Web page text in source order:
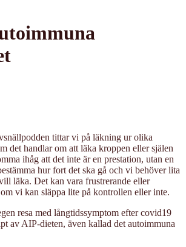
tittar vi på läkning ur olika
det handlar om att läka kroppen eller själen
ihåg att det inte är en prestation, utan en
hur fort det ska gå och vi behöver lita
läka. Det kan vara frustrerande eller
vi kan släppa lite på kontrollen eller inte.
resa med långtidssymptom efter covid19
av AIP-dieten, även kallad det autoimmuna